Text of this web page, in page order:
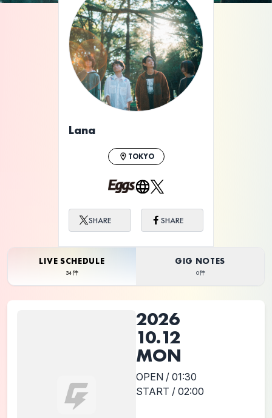
ライブ体験をもっと楽しく、もっと便利
に。
Lana
TOKYO
SHARE SHARE
LIVE SCHEDULE
34件
GIG NOTES
0件
2026
10.12
MON
OPEN / 01:30
START / 02:00